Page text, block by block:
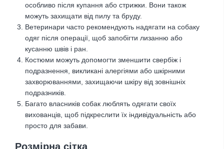
особливо після купання або стрижки. Вони також
можуть захищати від пилу та бруду.
Ветеринари часто рекомендують надягати на собаку
одяг після операції, щоб запобігти лизанню або
кусанню швів і ран.
Костюми можуть допомогти зменшити свербіж і
подразнення, викликані алергіями або шкірними
захворюваннями, захищаючи шкіру від зовнішніх
подразників.
Багато власників собак люблять одягати своїх
вихованців, щоб підкреслити їх індивідуальність або
просто для забави.
Розмірна сітка